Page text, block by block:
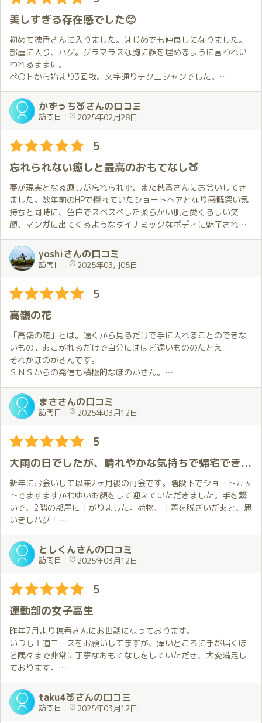
れたので、この上なく幸せな気持ちに。
琥珀の豪華なお部屋で幸せに包まれて過ごす時間は本当に素晴ら
しかったです。
いつも優しく寄り添ってくれる穂香さんは素敵な方で、出会えた
ことにとても感謝しています。
優しくて美人で可愛い穂香さんと琥珀という素晴らしい場所でお
会いできることを嬉しく思います。
来月の予約もお願いしているのでその日を楽しみにしています。
御対面から手を引かれてお部屋への移動、そしてお部屋に入って
からのハグ🤗、それだけでその後の幸せな時間を想像して興奮が
止まりません😤。
今回は特にプレイでのリクエストはしていないので基本ほのかさ
んにお任せだったのですが、こちらの要望をさりげなく感じ取っ
てくれて大変至福の時間でした😄。
今回特に驚いたのは、Bットでのプレイ中に自分が好きな体勢に導
いてくれた事でした🤔。
その事に興奮が更に上がり無我夢中になってしまいました😍。
それとMットでのプレイ中にマッサージをしてくれました😊。
特にお願いした訳ではありませんが、こちらの何かを察してくれ
たのだと思います。
その後最初より元気になった事にビックリ😲。
ただそんな時に限ってフィニッシュ出来ず😭。
それでもほのかさんは優しく声を掛けてくれました🥰。
プレイの合間は相変わらずの雰囲気で、ついつい色々とお話しし
ちゃいました😊。
そのせいで最後ちょっとバタバタしちゃいましたが😓。
今回もあっという間に楽しい癒しの時間が過ぎていってしまいま
した。
次回の予約は確保してあるので、その日を楽しみに次の事を考え
ながら日々乗り切っていこうと思います。
美しすぎる存在感でした😊
初めて穂香さんに入りました。はじめでも仲良しになりました。
部屋に入り、ハグ。グラマラスな胸に顔を埋めるように言われい
われるままに。
ペ〇トから始まり3回戦。文字通りテクニシャンでした。
エ〇チはお上手ですが、性格は極めて良く、真面目でした。
話も面白く楽しませていただきました。
お風呂に入り、温泉地♨️に来たような錯覚に陥りました。
あっという間の②時間でした。また、お会いしたいです❤️
かずっち🍑さんの口コミ
訪問日： 2025年02月28日
5
忘れられない癒しと最高のおもてなし🍑
夢が現実となる癒しが忘れられず、また穂香さんにお会いしてき
ました。数年前のHPで憧れていたショートヘアとなり感慨深い気
持ちと同時に、色白でスベスベした柔らかい肌と愛くるしい笑
顔、マンガに出てくるようなダイナミックなボディに魅了されま
した。
その上、穂香さんの部屋にはドラちゃんや疲労回復する入浴剤、
ジェット・ミスト機能を持つシャワーヘッドなど様々なリラック
スできる特有の備品が整えられています。
雰囲気づくりと優しい会話でリラックス気分の中で、卓越した技
術とも感じるプ〇イサー〇スは最高のおもてなし！この余韻が忘
れられず何度もお会いしたい素敵なキャストさんです。
客室には個々にトイレ、様々なアメニティも常備され清潔で広い
ホテルのような部屋での最高のサービスは、高いお値段に見合う
価値を得ることができると思います。現実から逃避して、夢空間
を感じることができる素敵なお店です。
yoshiさんの口コミ
訪問日： 2025年03月05日
5
高嶺の花
「高嶺の花」とは。遠くから見るだけで手に入れることのできな
いもの。あこがれるだけで自分にはほど遠いもののたとえ。
それがほのかさんです。
ＳＮＳからの発信も積極的なほのかさん。
その内容は自身のアピールばかりではなく、少し秘密めいたほの
かさんのお仕事の裏話や他のキャストさんの情報など一般的な
「キテネ」メインの営業垢とは趣が異なります。
一方、みなさんも当サイトの写真等でもご存じだと思いますが黒
髪ショートに吸い込まれるようなまなざし。最近開設された「Ｙ
ｏｕＴｕｂｅチャンネル」でも確認できる魅惑的なボイス。そし
て身体の線が全方位どこから見ても美しいまさに高嶺の花とは彼
女のことです。
さらに極め付きはあの「極〇」をまとった極上のおもてなし。
「筆下ろし職人」の顔も持つほのかさんで私は筆を置きたいとす
ら思ってしまいます。
まささんの口コミ
訪問日： 2025年03月12日
5
大雨の日でしたが、晴れやかな気持ちで帰宅できました😊
新年にお会いして以来2ヶ月後の再会です。階段下でショートカッ
トでますますかわゆいお顔をして迎えていただきました。手を繋
いで、2階の部屋に上がりました。荷物、上着を脱ぎいだあと、思
いきしハグ！
そのあと熱い口づけをしばらくしました。ベッドに行きましょう
といわれ、お互いに素肌をめせ合いながら、愛を確かめて合いま
した。彼女が上で、やっという間に私は天国に行ってしまいまし
た。たくさん近況をお互いに話しました。ほんとあっという間に
時間がすぎ、お別れの👄づけをし今日は終わりになりました😭
としくんさんの口コミ
訪問日： 2025年03月12日
5
運動部の女子高生
昨年7月より穂香さんにお世話になっております。
いつも王道コースをお願いしてますが、痒いところに手が届くほ
ど隅々まで非常に丁寧なおもてなしをしていただき、大変満足し
ております。
最近、穂香さんは髪を切られたようですが、これがまた、ショー
トカット好きの自分にはどストライクな髪型で、22歳の女性には
失礼を承知で書かせていただきますが、まるで「運動部の女子高
生」のように可愛くて、食べちゃいたいくらいに惚れてしまいま
taku4🍑さんの口コミ
訪問日： 2025年03月12日